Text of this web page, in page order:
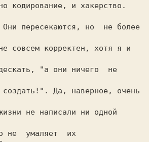
кодирование, и хакерство.
Они пересекаются, но  не более
совсем корректен, хотя я и
"а они ничего  не
создать!". Да, наверное, очень
не написали ни одной
не  умаляет  их